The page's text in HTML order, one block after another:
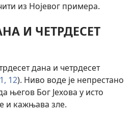
из Нојевог примера.
И ЧЕТРДЕСЕТ
дана и четрдесет
12). Ниво воде је непрестано
његов Бог Јехова у исто
и кажњава зле.